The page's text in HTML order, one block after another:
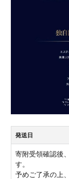
発送日
寄附受領確認後
す。
予めご了承の上